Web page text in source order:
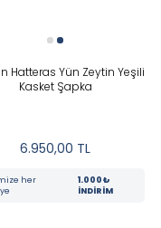
Hatteras Yün Zeytin Yeşili
Kasket Şapka
6.950,00 TL
her
1.000₺
İNDİRİM